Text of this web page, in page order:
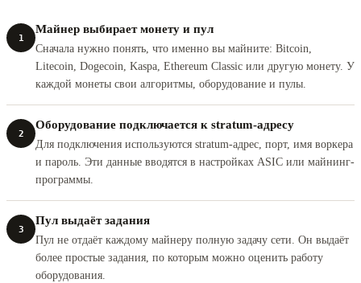
1
Майнер выбирает монету и пул
Сначала нужно понять, что именно вы майните: Bitcoin,
Litecoin, Dogecoin, Kaspa, Ethereum Classic или другую монету. У
каждой монеты свои алгоритмы, оборудование и пулы.
2
Оборудование подключается к stratum-адресу
Для подключения используются stratum-адрес, порт, имя воркера
и пароль. Эти данные вводятся в настройках ASIC или майнинг-
программы.
3
Пул выдаёт задания
Пул не отдаёт каждому майнеру полную задачу сети. Он выдаёт
более простые задания, по которым можно оценить работу
оборудования.